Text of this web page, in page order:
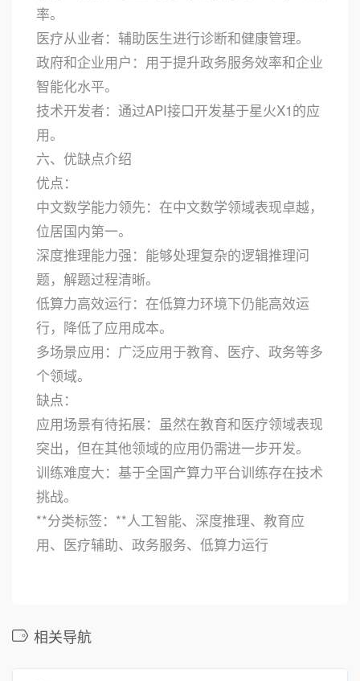
率。
医疗从业者：辅助医生进行诊断和健康管理。
政府和企业用户：用于提升政务服务效率和企业
智能化水平。
技术开发者：通过API接口开发基于星火X1的应
用。
六、优缺点介绍
优点：
中文数学能力领先：在中文数学领域表现卓越，
位居国内第一。
深度推理能力强：能够处理复杂的逻辑推理问
题，解题过程清晰。
低算力高效运行：在低算力环境下仍能高效运
行，降低了应用成本。
多场景应用：广泛应用于教育、医疗、政务等多
个领域。
缺点：
应用场景有待拓展：虽然在教育和医疗领域表现
突出，但在其他领域的应用仍需进一步开发。
训练难度大：基于全国产算力平台训练存在技术
挑战。
**分类标签：**人工智能、深度推理、教育应
用、医疗辅助、政务服务、低算力运行
相关导航